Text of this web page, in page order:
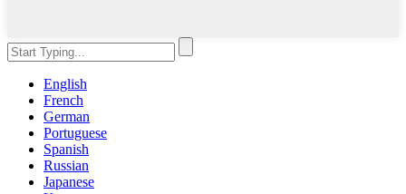
English
French
German
Portuguese
Spanish
Russian
Japanese